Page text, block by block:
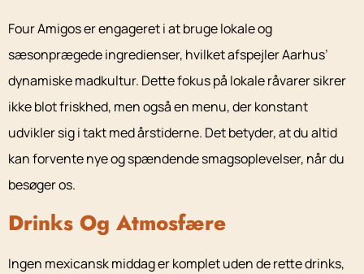
Four Amigos er engageret i at bruge lokale og
sæsonprægede ingredienser, hvilket afspejler Aarhus’
dynamiske madkultur. Dette fokus på lokale råvarer sikrer
ikke blot friskhed, men også en menu, der konstant
udvikler sig i takt med årstiderne. Det betyder, at du altid
kan forvente nye og spændende smagsoplevelser, når du
besøger os.
Drinks Og Atmosfære
Ingen mexicansk middag er komplet uden de rette drinks,